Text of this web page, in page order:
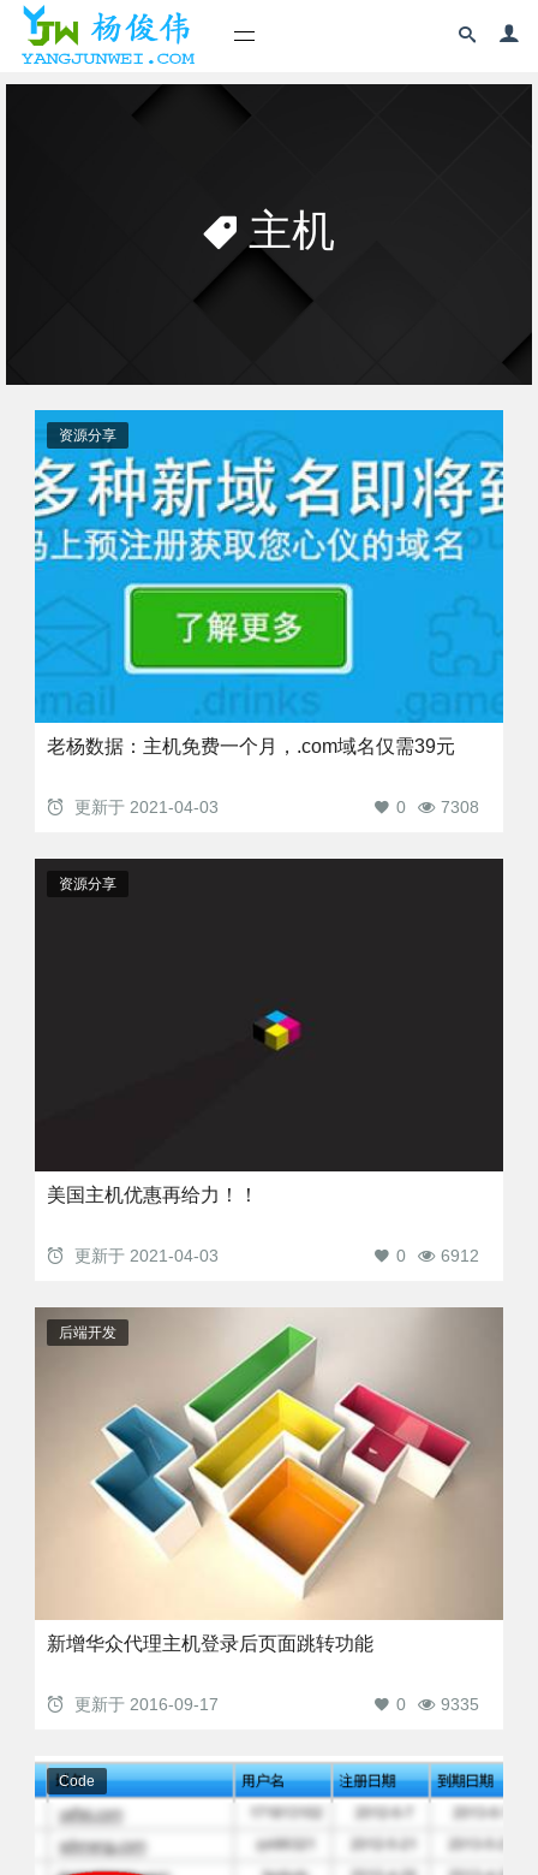
主机
资源分享
老杨数据：主机免费一个月，.com域名仅需39元
更新于 2021-04-03 7308
0
资源分享
美国主机优惠再给力！！
更新于 2021-04-03 6912
0
后端开发
新增华众代理主机登录后页面跳转功能
更新于 2016-09-17 9335
0
Code